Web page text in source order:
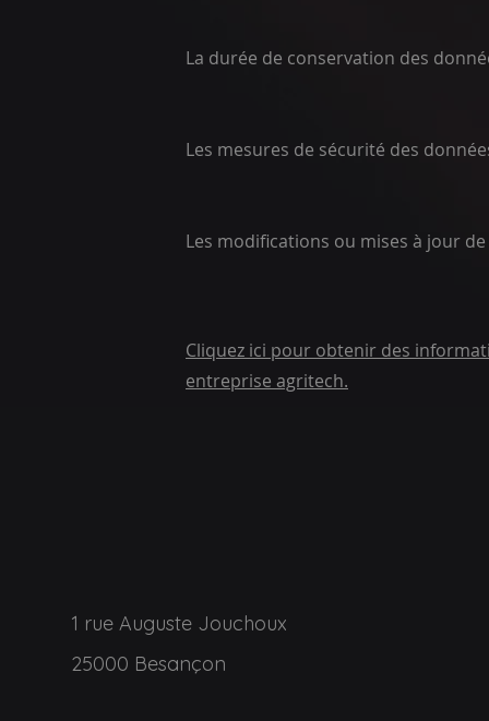
La durée de conservation des
Les mesures de sécurité des
Les modifications ou mises à jour
Cliquez ici pour obtenir des
entreprise agritech.
1 rue Auguste Jouchoux
25000 Besançon